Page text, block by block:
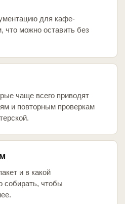
для кафе-
что можно оставить без
чаще всего приводят
и повторным проверкам
и в какой
собирать, чтобы